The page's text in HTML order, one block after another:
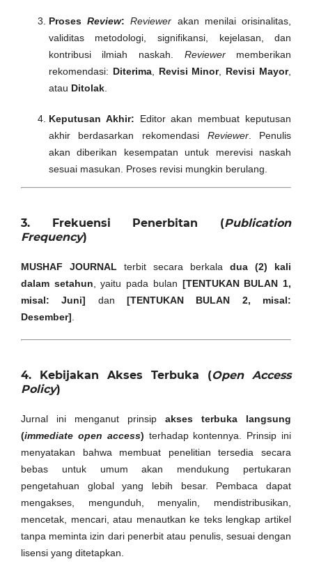
ProsesReview: Reviewer akan menilai orisinalitas,
validitas metodologi, signifikansi, kejelasan, dan
kontribusi ilmiah naskah. Reviewermemberikan
rekomendasi: Diterima, Revisi Minor, Revisi Mayor,
atau Ditolak.
Keputusan Akhir: Editor akan membuat keputusan
akhir berdasarkan rekomendasi Reviewer. Penulis
akan diberikan kesempatan untuk merevisi naskah
sesuai masukan. Proses revisi mungkin berulang.
3. Frekuensi Penerbitan (Publication
Frequency)
MUSHAF JOURNAL terbit secara berkaladua (2) kali
dalam setahun , yaitu pada bulan [TENTUKAN BULAN 1,
misal: Juni] dan[TENTUKAN BULAN 2, misal:
Desember]
4. Kebijakan Akses Terbuka (Open Access
Policy)
Jurnal ini menganut prinsipakses terbuka langsung
(immediate open access) terhadap kontennya. Prinsip ini
menyatakan bahwa membuat penelitian tersedia secara
bebas untuk umum akan mendukung pertukaran
pengetahuan global yang lebih besar. Pembaca dapat
mengakses, mengunduh, menyalin, mendistribusikan,
mencetak, mencari, atau menautkan ke teks lengkap artikel
tanpa meminta izin dari penerbit atau penulis, sesuai dengan
lisensi yang ditetapkan.